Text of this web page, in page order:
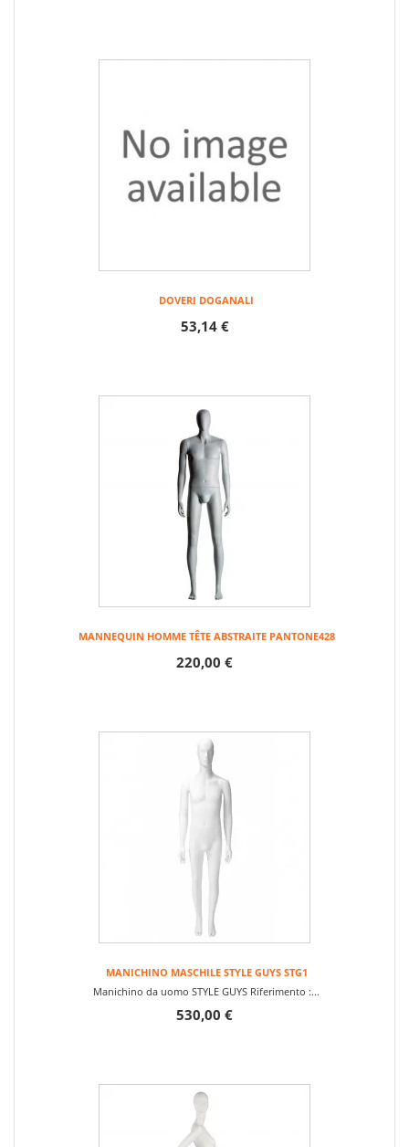
DOVERI DOGANALI
53,14 €
MANNEQUIN HOMME TÊTE ABSTRAITE PANTONE428
220,00 €
MANICHINO MASCHILE STYLE GUYS STG1
Manichino da uomo STYLE GUYS Riferimento :...
530,00 €